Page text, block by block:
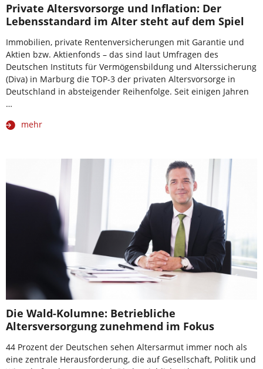
Private Altersvorsorge und Inflation: Der
Lebensstandard im Alter steht auf dem Spiel
Immobilien, private Rentenversicherungen mit Garantie und
Aktien bzw. Aktienfonds – das sind laut Umfragen des
Deutschen Instituts für Vermögensbildung und Alterssicherung
(Diva) in Marburg die TOP-3 der privaten Altersvorsorge in
Deutschland in absteigender Reihenfolge. Seit einigen Jahren
…
mehr
Die Wald-Kolumne: Betriebliche
Altersversorgung zunehmend im Fokus
44 Prozent der Deutschen sehen Altersarmut immer noch als
eine zentrale Herausforderung, die auf Gesellschaft, Politik und